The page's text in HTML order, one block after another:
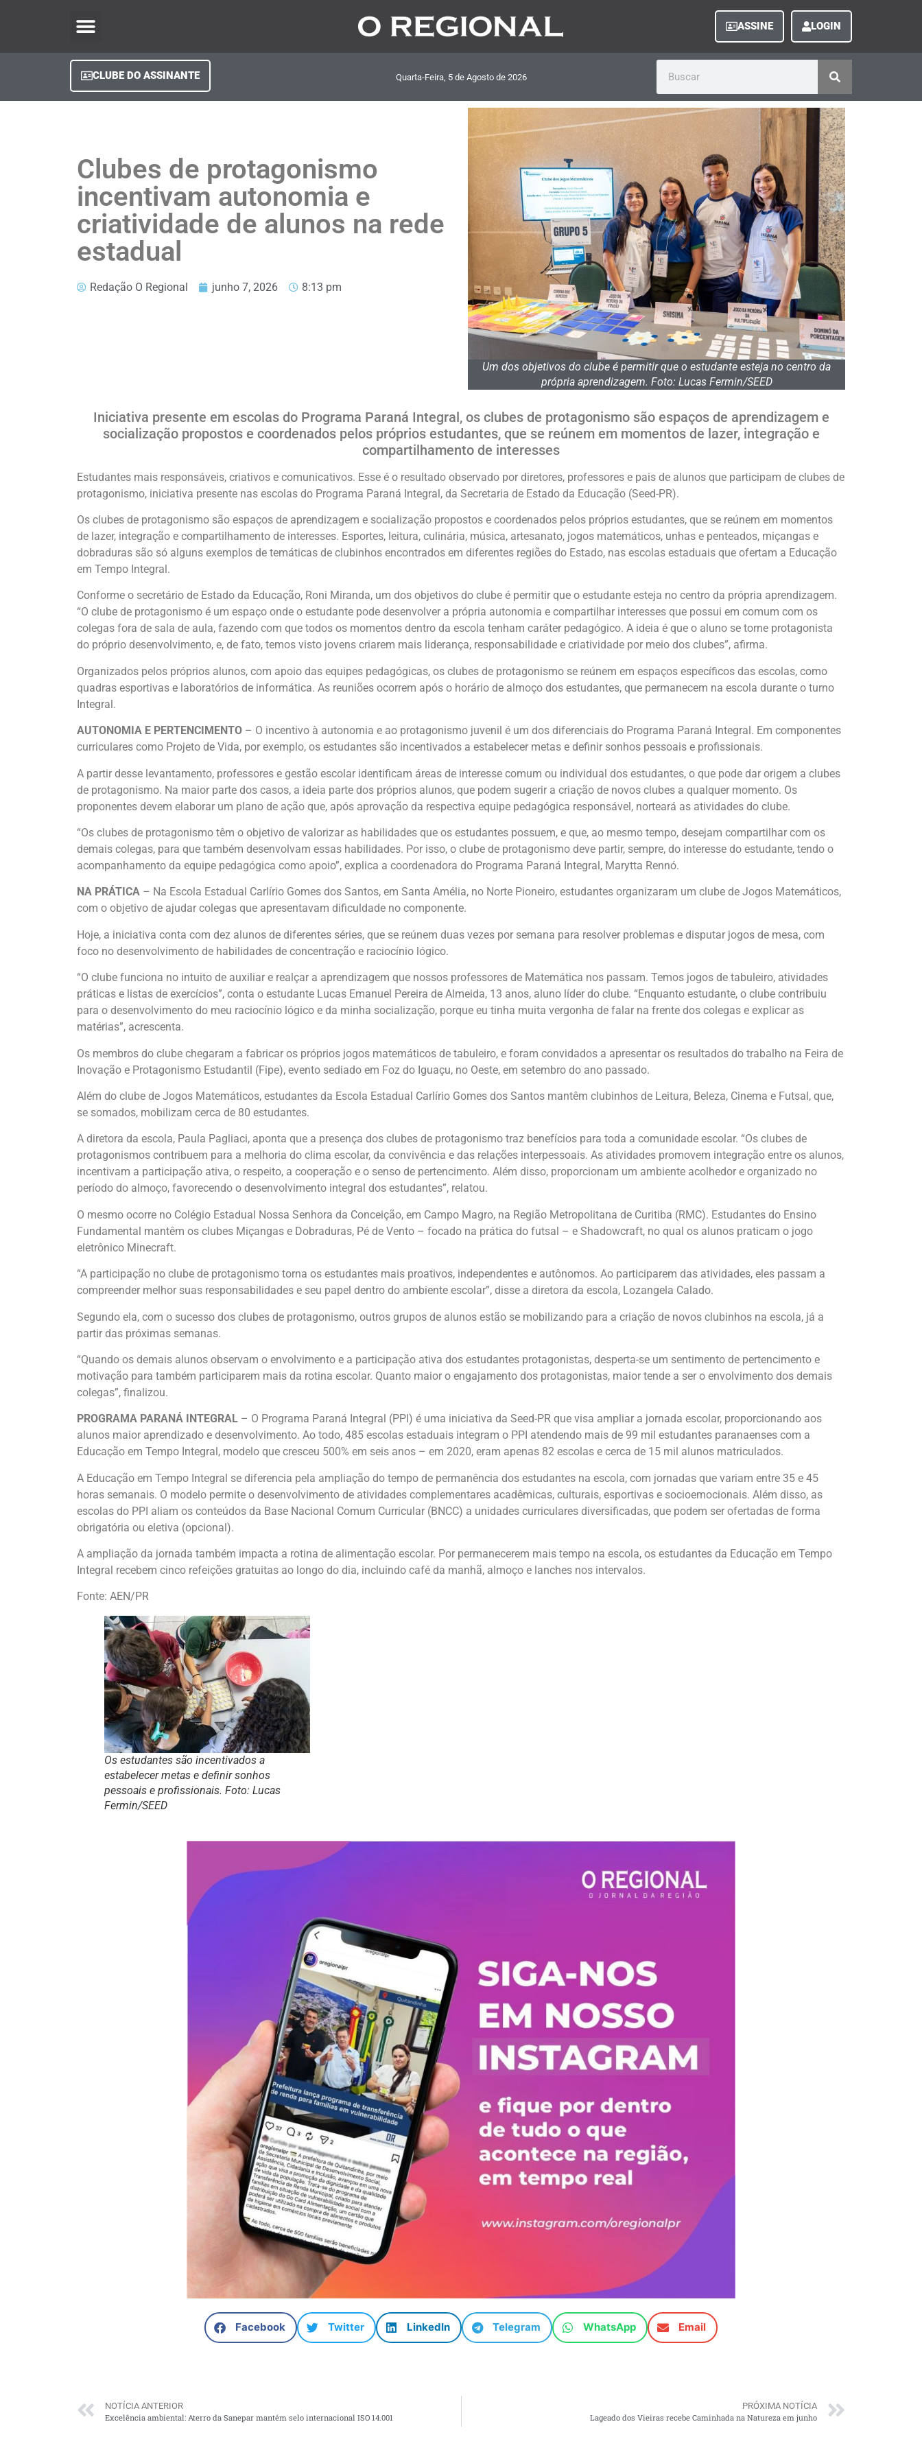
ASSINE LOGIN
CLUBE DO ASSINANTE Quarta-Feira, 5de Agostode 2026
Clubes de protagonismo
incentivam autonomia e
criatividade de alunos na rede
estadual
Redação O Regional junho 7, 2026 8:13 pm
Um dos objetivos do clube é permitir que o estudante esteja no centro da
própria aprendizagem. Foto: Lucas Fermin/SEED
Iniciativa presente em escolas do Programa Paraná Integral, os clubes de protagonismo são espaços de aprendizagem e
socialização propostos e coordenados pelos próprios estudantes, que se reúnem em momentos de lazer, integração e
compartilhamento de interesses
Estudantes mais responsáveis, criativos e comunicativos. Esse é o resultado observado por diretores, professores e pais de alunos que participam de clubes de
protagonismo, iniciativa presente nas escolas do Programa Paraná Integral, da Secretaria de Estado da Educação (Seed-PR).
Os clubes de protagonismo são espaços de aprendizagem e socialização propostos e coordenados pelos próprios estudantes, que se reúnem em momentos
de lazer, integração e compartilhamento de interesses. Esportes, leitura, culinária, música, artesanato, jogos matemáticos, unhas e penteados, miçangas e
dobraduras são só alguns exemplos de temáticas de clubinhos encontrados em diferentes regiões do Estado, nas escolas estaduais que ofertam a Educação
em Tempo Integral.
Conforme o secretário de Estado da Educação, Roni Miranda, um dos objetivos do clube é permitir que o estudante esteja no centro da própria aprendizagem.
“O clube de protagonismo é um espaço onde o estudante pode desenvolver a própria autonomia e compartilhar interesses que possui em comum com os
colegas fora de sala de aula, fazendo com que todos os momentos dentro da escola tenham caráter pedagógico. A ideia é que o aluno se torne protagonista
do próprio desenvolvimento, e, de fato, temos visto jovens criarem mais liderança, responsabilidade e criatividade por meio dos clubes”, afirma.
Organizados pelos próprios alunos, com apoio das equipes pedagógicas, os clubes de protagonismo se reúnem em espaços específicos das escolas, como
quadras esportivas e laboratórios de informática. As reuniões ocorrem após o horário de almoço dos estudantes, que permanecem na escola durante o turno
Integral.
AUTONOMIA E PERTENCIMENTO – O incentivo à autonomia e ao protagonismo juvenil é um dos diferenciais do Programa Paraná Integral. Em componentes
curriculares como Projeto de Vida, por exemplo, os estudantes são incentivados a estabelecer metas e definir sonhos pessoais e profissionais.
A partir desse levantamento, professores e gestão escolar identificam áreas de interesse comum ou individual dos estudantes, o que pode dar origem a clubes
de protagonismo. Na maior parte dos casos, a ideia parte dos próprios alunos, que podem sugerir a criação de novos clubes a qualquer momento. Os
proponentes devem elaborar um plano de ação que, após aprovação da respectiva equipe pedagógica responsável, norteará as atividades do clube.
“Os clubes de protagonismo têm o objetivo de valorizar as habilidades que os estudantes possuem, e que, ao mesmo tempo, desejam compartilhar com os
demais colegas, para que também desenvolvam essas habilidades. Por isso, o clube de protagonismo deve partir, sempre, do interesse do estudante, tendo o
acompanhamento da equipe pedagógica como apoio”, explica a coordenadora do Programa Paraná Integral, Marytta Rennó.
NA PRÁTICA – Na Escola Estadual Carlírio Gomes dos Santos, em Santa Amélia, no Norte Pioneiro, estudantes organizaram um clube de Jogos Matemáticos,
com o objetivo de ajudar colegas que apresentavam dificuldade no componente.
Hoje, a iniciativa conta com dez alunos de diferentes séries, que se reúnem duas vezes por semana para resolver problemas e disputar jogos de mesa, com
foco no desenvolvimento de habilidades de concentração e raciocínio lógico.
“O clube funciona no intuito de auxiliar e realçar a aprendizagem que nossos professores de Matemática nos passam. Temos jogos de tabuleiro, atividades
práticas e listas de exercícios”, conta o estudante Lucas Emanuel Pereira de Almeida, 13 anos, aluno líder do clube. “Enquanto estudante, o clube contribuiu
para o desenvolvimento do meu raciocínio lógico e da minha socialização, porque eu tinha muita vergonha de falar na frente dos colegas e explicar as
matérias”, acrescenta.
Os membros do clube chegaram a fabricar os próprios jogos matemáticos de tabuleiro, e foram convidados a apresentar os resultados do trabalho na Feira de
Inovação e Protagonismo Estudantil (Fipe), evento sediado em Foz do Iguaçu, no Oeste, em setembro do ano passado.
Além do clube de Jogos Matemáticos, estudantes da Escola Estadual Carlírio Gomes dos Santos mantêm clubinhos de Leitura, Beleza, Cinema e Futsal, que,
se somados, mobilizam cerca de 80 estudantes.
A diretora da escola, Paula Pagliaci, aponta que a presença dos clubes de protagonismo traz benefícios para toda a comunidade escolar. “Os clubes de
protagonismos contribuem para a melhoria do clima escolar, da convivência e das relações interpessoais. As atividades promovem integração entre os alunos,
incentivam a participação ativa, o respeito, a cooperação e o senso de pertencimento. Além disso, proporcionam um ambiente acolhedor e organizado no
período do almoço, favorecendo o desenvolvimento integral dos estudantes”, relatou.
O mesmo ocorre no Colégio Estadual Nossa Senhora da Conceição, em Campo Magro, na Região Metropolitana de Curitiba (RMC). Estudantes do Ensino
Fundamental mantêm os clubes Miçangas e Dobraduras, Pé de Vento – focado na prática do futsal – e Shadowcraft, no qual os alunos praticam o jogo
eletrônico Minecraft.
“A participação no clube de protagonismo torna os estudantes mais proativos, independentes e autônomos. Ao participarem das atividades, eles passam a
compreender melhor suas responsabilidades e seu papel dentro do ambiente escolar”, disse a diretora da escola, Lozangela Calado.
Segundo ela, com o sucesso dos clubes de protagonismo, outros grupos de alunos estão se mobilizando para a criação de novos clubinhos na escola, já a
partir das próximas semanas.
“Quando os demais alunos observam o envolvimento e a participação ativa dos estudantes protagonistas, desperta-se um sentimento de pertencimento e
motivação para também participarem mais da rotina escolar. Quanto maior o engajamento dos protagonistas, maior tende a ser o envolvimento dos demais
colegas”, finalizou.
PROGRAMA PARANÁ INTEGRAL – O Programa Paraná Integral (PPI) é uma iniciativa da Seed-PR que visa ampliar a jornada escolar, proporcionando aos
alunos maior aprendizado e desenvolvimento. Ao todo, 485 escolas estaduais integram o PPI atendendo mais de 99 mil estudantes paranaenses com a
Educação em Tempo Integral, modelo que cresceu 500% em seis anos – em 2020, eram apenas 82 escolas e cerca de 15 mil alunos matriculados.
A Educação em Tempo Integral se diferencia pela ampliação do tempo de permanência dos estudantes na escola, com jornadas que variam entre 35 e 45
horas semanais. O modelo permite o desenvolvimento de atividades complementares acadêmicas, culturais, esportivas e socioemocionais. Além disso, as
escolas do PPI aliam os conteúdos da Base Nacional Comum Curricular (BNCC) a unidades curriculares diversificadas, que podem ser ofertadas de forma
obrigatória ou eletiva (opcional).
A ampliação da jornada também impacta a rotina de alimentação escolar. Por permanecerem mais tempo na escola, os estudantes da Educação em Tempo
Integral recebem cinco refeições gratuitas ao longo do dia, incluindo café da manhã, almoço e lanches nos intervalos.
Fonte: AEN/PR
Os estudantes são incentivados a
estabelecer metas e definir sonhos
pessoais e profissionais. Foto: Lucas
Fermin/SEED
Facebook Twitter LinkedIn Telegram WhatsApp Email
NOTÍCIA ANTERIOR
Excelência ambiental: Aterro da Sanepar mantém selo internacional ISO 14.001
PRÓXIMA NOTÍCIA
Lageado dos Vieiras recebe Caminhada na Natureza em junho